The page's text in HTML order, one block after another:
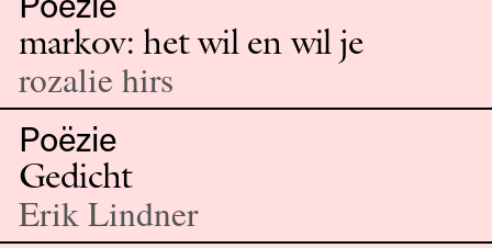
markov: het wil en wil je
rozalie hirs
Poëzie
Gedicht
Erik Lindner